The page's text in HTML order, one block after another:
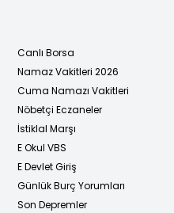
Canlı Borsa
Namaz Vakitleri 2026
Cuma Namazı Vakitleri
Nöbetçi Eczaneler
İstiklal Marşı
E Okul VBS
E Devlet Giriş
Günlük Burç Yorumları
Son Depremler